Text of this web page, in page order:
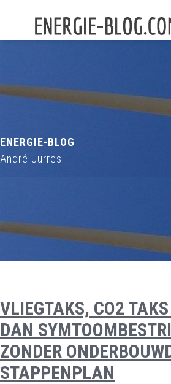
ENERGIE-BLOG
André Jurres
VLIEGTAKS, CO2
DAN
ZONDER
STAPPENPLAN